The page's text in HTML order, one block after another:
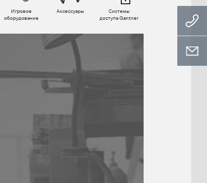
Игровое
оборудование
Аксессуары
Системы
доступа Gantner